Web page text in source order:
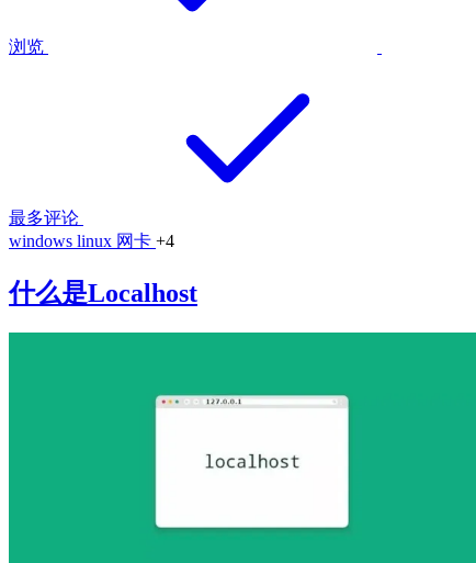
浏览
最多评论
windows linux 网卡 +4
什么是Localhost